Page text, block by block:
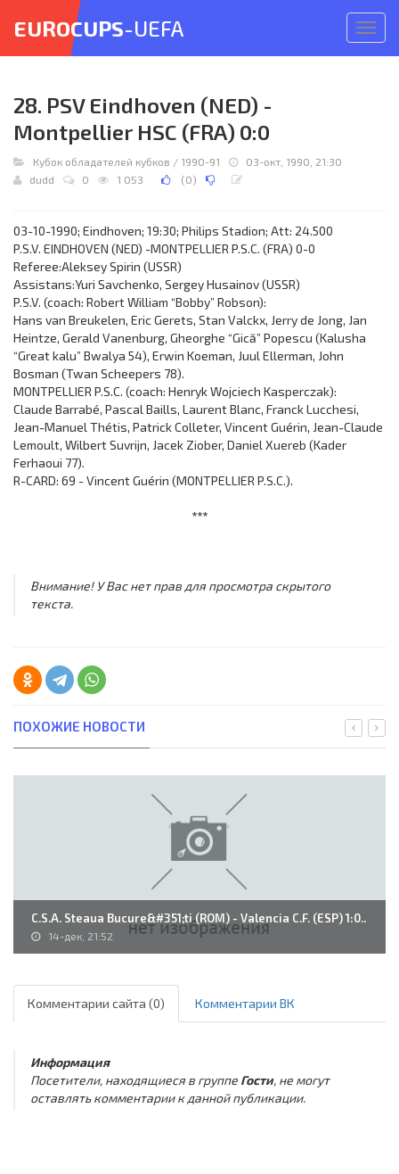
меню
EUROCUPS-UEFA
28. PSV Eindhoven (NED) -
Montpellier HSC (FRA) 0:0
Кубок обладателей кубков / 1990-91
03-окт, 1990, 21:30
dudd
0 1 053 (0)
03-10-1990; Eindhoven; 19:30; Philips Stadion; Att: 24.500
P.S.V. EINDHOVEN (NED) -MONTPELLIER P.S.C. (FRA) 0-0
Referee:Aleksey Spirin (USSR)
Assistans:Yuri Savchenko, Sergey Husainov (USSR)
P.S.V. (coach: Robert William “Bobby” Robson):
Hans van Breukelen, Eric Gerets, Stan Valckx, Jerry de Jong, Jan
Heintze, Gerald Vanenburg, Gheorghe “Gică” Popescu (Kalusha
“Great kalu” Bwalya 54), Erwin Koeman, Juul Ellerman, John
Bosman (Twan Scheepers 78).
MONTPELLIER P.S.C. (coach: Henryk Wojciech Kasperczak):
Claude Barrabé, Pascal Baills, Laurent Blanc, Franck Lucchesi,
Jean-Manuel Thétis, Patrick Colleter, Vincent Guérin, Jean-Claude
Lemoult, Wilbert Suvrijn, Jacek Ziober, Daniel Xuereb (Kader
Ferhaoui 77).
R-CARD: 69 - Vincent Guérin (MONTPELLIER P.S.C.).
***
Внимание! У Вас нет прав для просмотра скрытого
текста.
ПОХОЖИЕ НОВОСТИ
C.S.A. Steaua Bucure&#351;ti (ROM) - Valencia C.F. (ESP) 1:0..
14-дек, 21:52
Комментарии сайта (0) Комментарии ВК
Информация
Посетители, находящиеся в группе Гости, не могут
оставлять комментарии к данной публикации.